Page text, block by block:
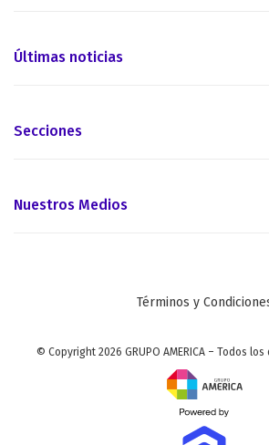
Últimas noticias
Secciones
Nuestros Medios
Términos y
© Copyright 2026 GRUPO AMERICA – Todos